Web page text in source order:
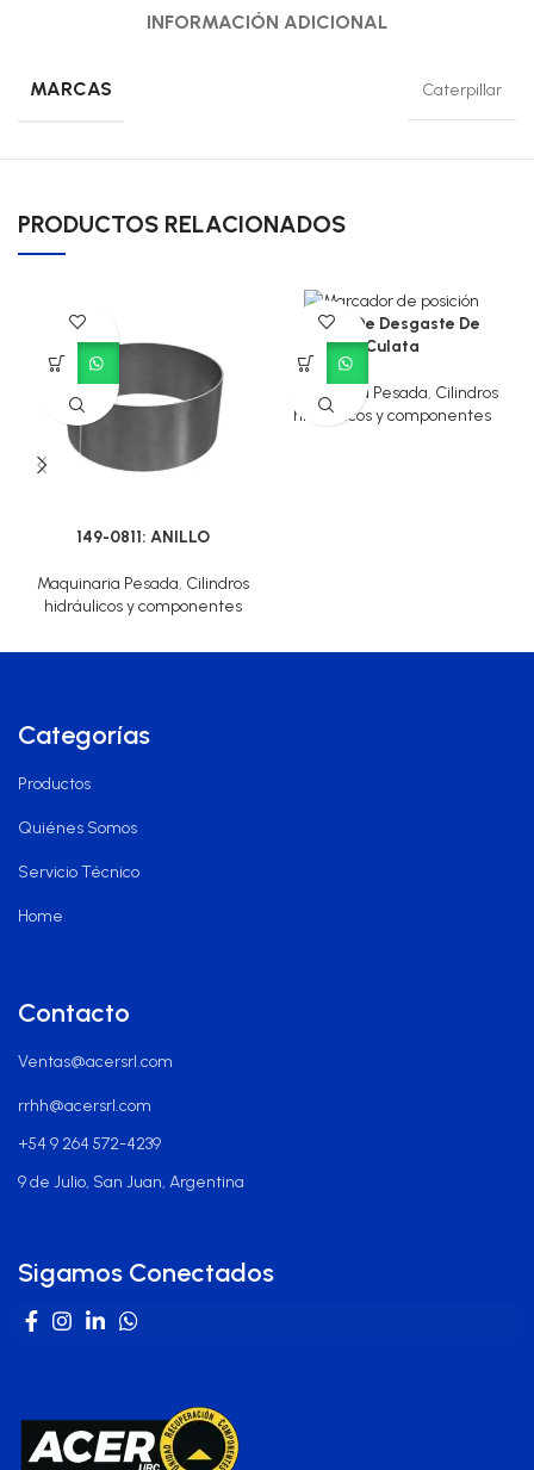
INFORMACIÓN ADICIONAL
MARCAS Caterpillar
PRODUCTOS RELACIONADOS
149-0811: ANILLO
Maquinaria Pesada, Cilindros
hidráulicos y componentes
Anillo De Desgaste De
Culata
Maquinaria Pesada, Cilindros
hidráulicos y componentes
Categorías
Productos
Quiénes Somos
Servicio Técnico
Home
Contacto
Ventas@acersrl.com
rrhh@acersrl.com
+54 9 264 572-4239
9 de Julio, San Juan, Argentina
Sigamos Conectados